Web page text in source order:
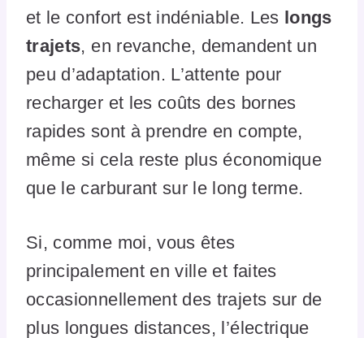
et le confort est indéniable. Les longs
trajets, en revanche, demandent un
peu d’adaptation. L’attente pour
recharger et les coûts des bornes
rapides sont à prendre en compte,
même si cela reste plus économique
que le carburant sur le long terme.
Si, comme moi, vous êtes
principalement en ville et faites
occasionnellement des trajets sur de
plus longues distances, l’électrique